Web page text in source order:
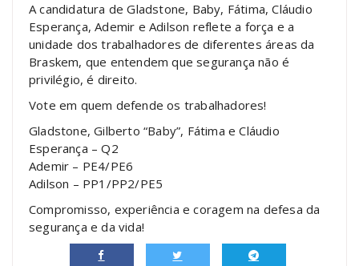
A candidatura de Gladstone, Baby, Fátima, Cláudio
Esperança, Ademir e Adilson reflete a força e a
unidade dos trabalhadores de diferentes áreas da
Braskem, que entendem que segurança não é
privilégio, é direito.
Vote em quem defende os trabalhadores!
Gladstone, Gilberto “Baby”, Fátima e Cláudio
Esperança – Q2
Ademir – PE4/PE6
Adilson – PP1/PP2/PE5
Compromisso, experiência e coragem na defesa da
segurança e da vida!